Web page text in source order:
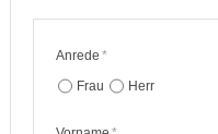
Anrede *
Frau
Herr